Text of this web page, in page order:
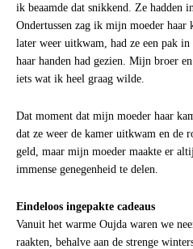
ik beaamde dat snikkend. Ze hadden
Ondertussen zag ik mijn moeder haar
later weer uitkwam, had ze een pak
haar handen had gezien. Mijn broer
iets wat ik heel graag wilde.
Dat moment dat mijn moeder haar
dat ze weer de kamer uitkwam en de
geld, maar mijn moeder maakte er
immense genegenheid te delen.
Eindeloos ingepakte cadeaus
Vanuit het warme Oujda waren we
raakten, behalve aan de strenge